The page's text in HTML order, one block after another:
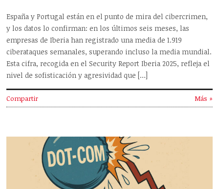
España y Portugal están en el punto de mira del cibercrimen,
y los datos lo confirman: en los últimos seis meses, las
empresas de Iberia han registrado una media de 1.919
ciberataques semanales, superando incluso la media mundial.
Esta cifra, recogida en el Security Report Iberia 2025, refleja el
nivel de sofisticación y agresividad que […]
Compartir Más »